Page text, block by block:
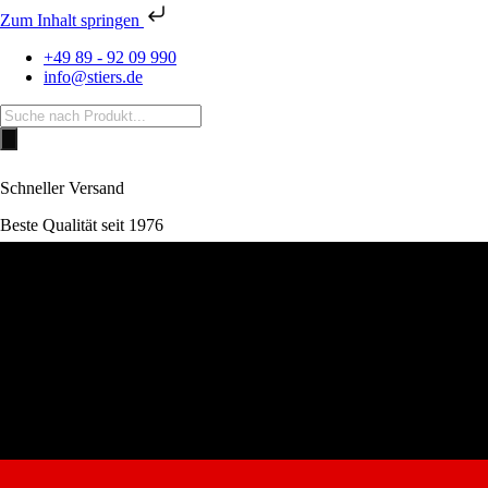
Zum Inhalt springen
+49 89 - 92 09 990
info@stiers.de
Products
search
Schneller Versand
Beste Qualität seit 1976